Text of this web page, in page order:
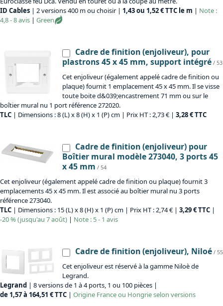
ID Cables | 2 versions 400 m ou choisir | 1,43 ou 1,52 € TTC le m | Note :
4,8 - 8 avis | Green
Cadre de finition (enjoliveur), pour
plastrons 45 x 45 mm, support intégré / 53
Cet enjoliveur (également appelé cadre de finition ou
plaque) fournit 1 emplacement 45 x 45 mm. Il se visse
toute boite d&039;encastrement 71 mm ou sur le
boîtier mural nu 1 port référence 272020.
TLC | Dimensions : 8 (L) x 8 (H) x 1 (P) cm | Prix HT : 2,73 € | 3,28 € TTC
Cadre de finition (enjoliveur) pour
Boîtier mural modèle 273040, 3 ports 45
x 45 mm / 54
Cet enjoliveur (également appelé cadre de finition ou plaque) fournit 3
emplacements 45 x 45 mm. Il est associé au boîtier mural nu 3 ports
référence 273040.
TLC | Dimensions : 15 (L) x 8 (H) x 1 (P) cm | Prix HT : 2,74 € | 3,29 € TTC |
-20 % (jusqu'au 7 août) | Note : 5 - 1 avis
Cadre de finition (enjoliveur), Niloé / 55
Cet enjoliveur est réservé à la gamme Niloè de
Legrand.
Legrand | 8 versions de 1 à 4 ports, 1 ou 100 pièces |
de 1,57 à 164,51 € TTC | Origine France ou Hongrie selon versions